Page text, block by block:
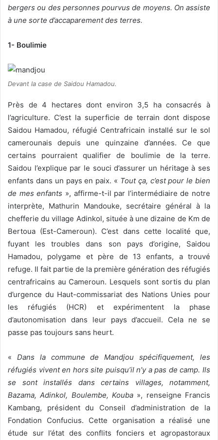
u
bergers ou des personnes pourvus de moyens. On assiste
à une sorte d’accaparement des terres.
1- Boulimie
Devant la case de Saidou Hamadou.
Près de 4 hectares dont environ 3,5 ha consacrés à
l’agriculture. C’est la superficie de terrain dont dispose
Saidou Hamadou, réfugié Centrafricain installé sur le sol
camerounais depuis une quinzaine d’années. Ce que
certains pourraient qualifier de boulimie de la terre.
Saidou l’explique par le souci d’assurer un héritage à ses
enfants dans un pays en paix. « Tout ça, c’est pour le bien
de mes enfants », affirme-t-il par l’intermédiaire de notre
interprète, Mathurin Mandouke, secrétaire général à la
chefferie du village Adinkol, située à une dizaine de Km de
Bertoua (Est-Cameroun). C’est dans cette localité que,
fuyant les troubles dans son pays d’origine, Saidou
Hamadou, polygame et père de 13 enfants, a trouvé
refuge. Il fait partie de la première génération des réfugiés
centrafricains au Cameroun. Lesquels sont sortis du plan
d’urgence du Haut-commissariat des Nations Unies pour
les réfugiés (HCR) et expérimentent la phase
d’autonomisation dans leur pays d’accueil. Cela ne se
passe pas toujours sans heurt.
« Dans la commune de Mandjou spécifiquement, les
réfugiés vivent en hors site puisqu’il n’y a pas de camp. Ils
se sont installés dans certains villages, notamment,
Bazama, Adinkol, Boulembe, Kouba », renseigne Francis
Kambang, président du Conseil d’administration de la
Fondation Confucius. Cette organisation a réalisé une
étude sur l’état des conflits fonciers et agropastoraux